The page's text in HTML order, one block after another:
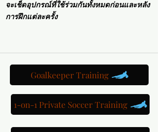
จะเช็ดอุปกรณ์ที่ใช้ร่วมกันทั้งหมดก่อนและหลัง
การฝึกแต่ละครั้ง
Goalkeeper Training
1-on-1 Private Soccer Training